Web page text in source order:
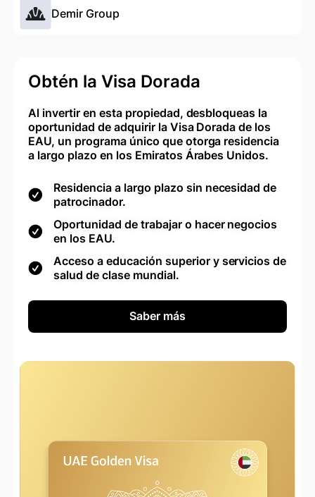
Demir Group
Obtén la Visa Dorada
Al invertir en esta propiedad, desbloqueas la
oportunidad de adquirir la Visa Dorada de los
EAU, un programa único que otorga residencia
a largo plazo en los Emiratos Árabes Unidos.
Residencia a largo plazo sin necesidad de
patrocinador.
Oportunidad de trabajar o hacer negocios
en los EAU.
Acceso a educación superior y servicios de
salud de clase mundial.
Saber más